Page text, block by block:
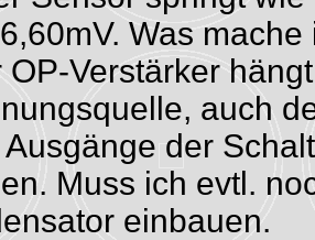
Was mache
Verstärker
auch
der
Muss ich evtl.
einbauen.